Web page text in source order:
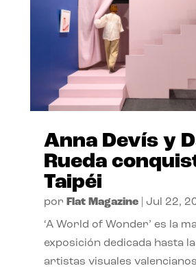
Anna Devís y
Rueda
Taipéi
por Flat Magazine| Jul 22,
‘A World of Wonder’ es la
exposición dedicada hasta
artistas visuales